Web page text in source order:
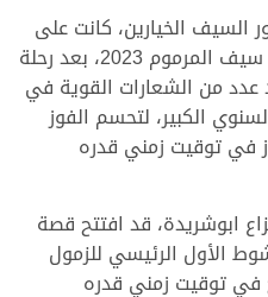
السيف الخيارين، كانت على
الموعد مع سيف الحيل مفتوح، سيف المرموم 2023، بعد رحلة
من الشعارات القوية في
الكبير، لتحسم الفوز
في توقيت زمني قدره
ابوشريدة، قد افتتح قصة
الأول الرئيسي للزمول
في توقيت زمني قدره